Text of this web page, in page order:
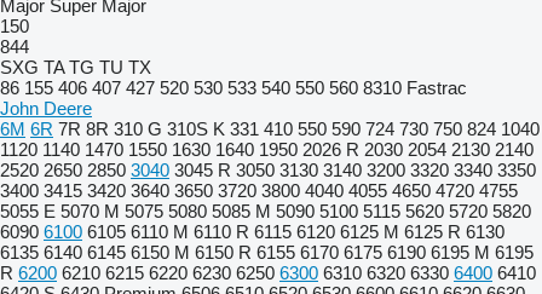
Major Super Major
150
844
SXG TA TG TU TX
86 155 406 407 427 520 530 533 540 550 560 8310 Fastrac
John Deere
6M 6R 7R 8R 310 G 310S K 331 410 550 590 724 730 750 824 1040
1120 1140 1470 1550 1630 1640 1950 2026 R 2030 2054 2130 2140
2520 2650 2850 3040 3045 R 3050 3130 3140 3200 3320 3340 3350
3400 3415 3420 3640 3650 3720 3800 4040 4055 4650 4720 4755
5055 E 5070 M 5075 5080 5085 M 5090 5100 5115 5620 5720 5820
6090 6100 6105 6110 M 6110 R 6115 6120 6125 M 6125 R 6130
6135 6140 6145 6150 M 6150 R 6155 6170 6175 6190 6195 M 6195
R 6200 6210 6215 6220 6230 6250 6300 6310 6320 6330 6400 6410